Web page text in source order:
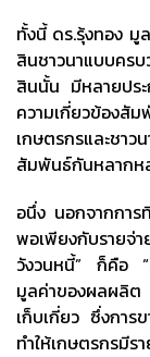
ทั้งนี้ ดร.รุ้งทอง มู
สินชาวนาแบบคร
สินนั้น มีหลายประ
ความเกี่ยวข้องสั
เกษตรกรและชา
สัมพันธ์กันหลากห
อนึ่ง นอกจากการ
พอเพียงกับรายจ่า
วังวนหนี้” ก็คือ “
มูลค่าของผลผลิ
เก็บเกี่ยว ซึ่งการ
ทำให้เกษตรกรมีร